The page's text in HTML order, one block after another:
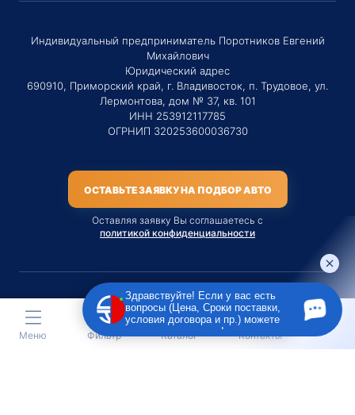
Индивидуальный предприниматель Поротников Евгений
Михайлович
Юридический адрес
690910, Приморский край, г. Владивосток, п. Трудовое, ул.
Лермонтова, дом № 37, кв. 101
ИНН 253912117785
ОГРНИП 320253600036730
ОСТАВЬТЕ ЗАЯВКУ НА ПОДБОР АВТО
Оставляя заявку Вы соглашаетесь с
политикой конфиденциальности
Материалы данного сайта являются публичной офертой
только на услугу сопровождения Агентом приобретения
транспортного средства Клиентом.
Меню Фильтр Каталог Контакты
Здравствуйте! Если у вас есть
вопросы (Цена, Сроки поставки,
условия договора и пр.) можете
задать их мне в чат!